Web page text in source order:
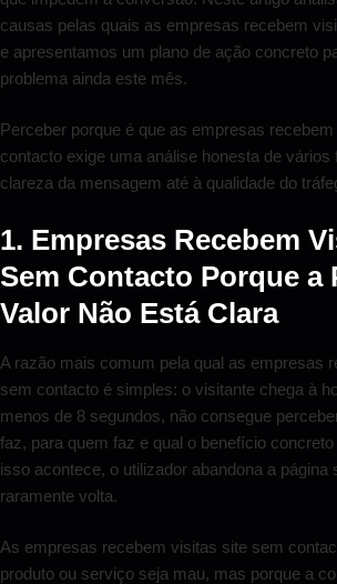
causas pelas quais as empresas recebem
e apresentamos um plano de ação concreto
problema ainda este mês.
Perceber porque é que as empresas
contacto exige uma análise honesta de
clareza da mensagem até à qualidade do
1. Empresas Recebem
Sem Contacto Porque a
Valor Não Está Clara
A razão mais comum pela qual as empresas
sem contacto é simples: o visitante chega à
menos de 8 segundos, não consegue
faz, para quem faz e qual o benefício
isso acontece, o utilizador abandona a
raramente volta.
As empresas recebem visitas site sem
produto ou serviço seja mau, mas porque a